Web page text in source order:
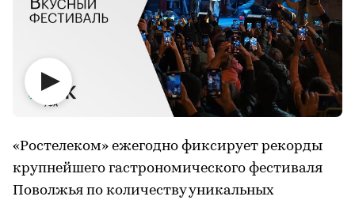
«Ростелеком» ежегодно фиксирует рекорды
крупнейшего гастрономического фестиваля
Поволжья по количеству уникальных